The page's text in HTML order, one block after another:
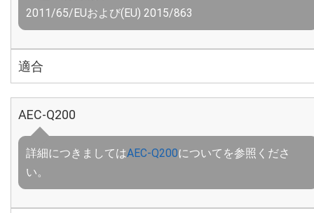
2011/65/EUおよび(EU) 2015/863
適合
AEC-Q200
詳細につきましてはAEC-Q200についてを参照くださ
い。